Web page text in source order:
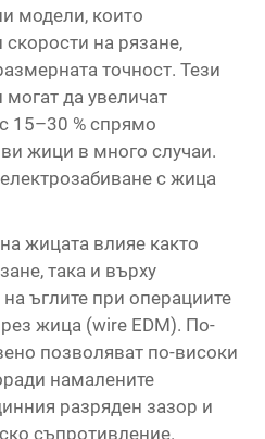
модели, които
на рязане,
точност. Тези
да увеличат
15–30 % спрямо
жици в много случаи.
с жица
жицата влияе както
така и върху
ъглите при операциите
жица (wire EDM). По-
позволяват по-високи
намалените
разряден зазор и
съпротивление.